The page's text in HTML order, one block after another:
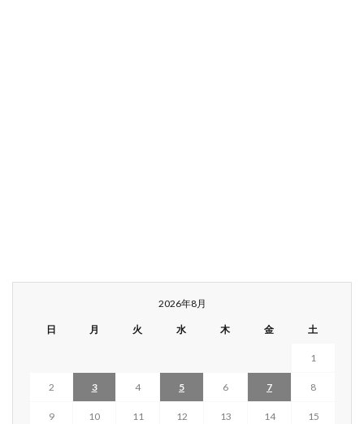
2026年8月
日 月 火 水 木 金 土
1
2 3 4 5 6 7 8
9 10 11 12 13 14 15